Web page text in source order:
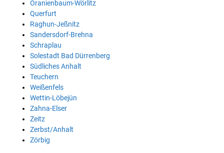
Oranienbaum-Wörlitz
Querfurt
Raghun-Jeßnitz
Sandersdorf-Brehna
Schraplau
Solestadt Bad Dürrenberg
Südliches Anhalt
Teuchern
Weißenfels
Wettin-Löbejün
Zahna-Elser
Zeitz
Zerbst/Anhalt
Zörbig